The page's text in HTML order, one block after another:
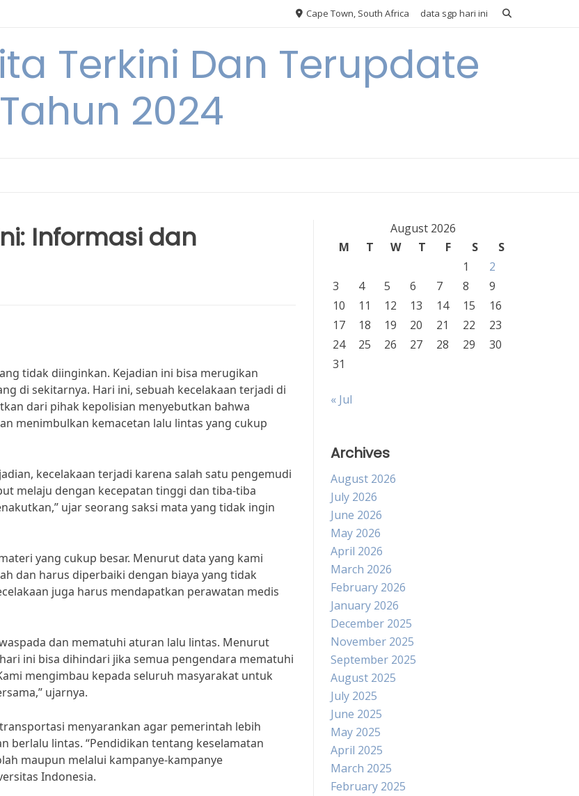
Cape Town, South Africa data sgp hari ini
Terkini Dan Terupdate
Tahun 2024
Informasi dan
tidak diinginkan. Kejadian ini bisa merugikan
di sekitarnya. Hari ini, sebuah kecelakaan terjadi di
dari pihak kepolisian menyebutkan bahwa
menimbulkan kemacetan lalu lintas yang cukup
kecelakaan terjadi karena salah satu pengemudi
melaju dengan kecepatan tinggi dan tiba-tiba
ujar seorang saksi mata yang tidak ingin
yang cukup besar. Menurut data yang kami
dan harus diperbaiki dengan biaya yang tidak
juga harus mendapatkan perawatan medis
dan mematuhi aturan lalu lintas. Menurut
ini bisa dihindari jika semua pengendara mematuhi
mengimbau kepada seluruh masyarakat untuk
ujarnya.
menyarankan agar pemerintah lebih
berlalu lintas. “Pendidikan tentang keselamatan
maupun melalui kampanye-kampanye
Indonesia.
August 2026
M
T W T F S
S
1
2
3
4 5 6 7 8
9
10
11 12 13 14 15
16
17
18 19 20 21 22
23
24
25 26 27 28 29
30
31
« Jul
Archives
August 2026
July 2026
June 2026
May 2026
April 2026
March 2026
February 2026
January 2026
December 2025
November 2025
September 2025
August 2025
July 2025
June 2025
May 2025
April 2025
March 2025
February 2025